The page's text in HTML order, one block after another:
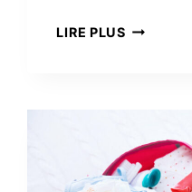
LIRE PLUS3
IBÉRIQUE